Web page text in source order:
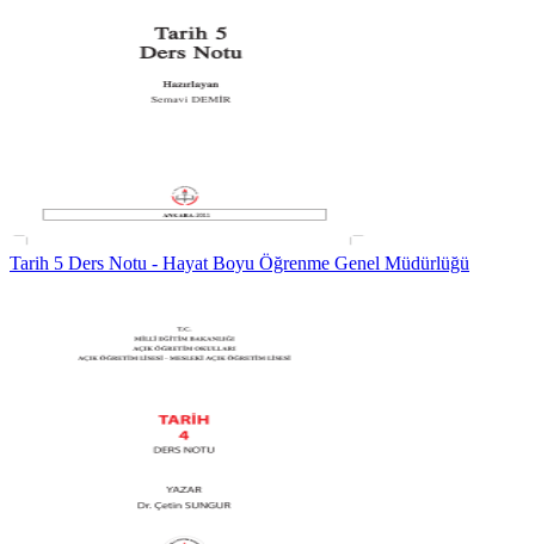
Tarih 5 Ders Notu - Hayat Boyu Öğrenme Genel Müdürlüğü